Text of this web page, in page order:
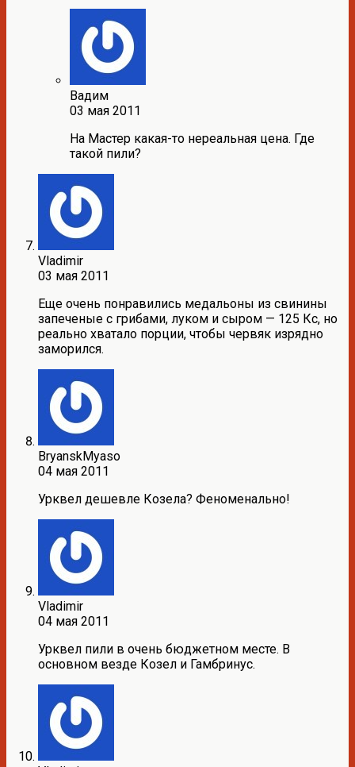
Вадим
03 мая 2011
На Мастер какая-то нереальная цена. Где
такой пили?
Vladimir
03 мая 2011
Еще очень понравились медальоны из свинины
запеченые с грибами, луком и сыром — 125 Кс, но
реально хватало порции, чтобы червяк изрядно
заморился.
BryanskMyaso
04 мая 2011
Урквел дешевле Козела? Феноменально!
Vladimir
04 мая 2011
Урквел пили в очень бюджетном месте. В
основном везде Козел и Гамбринус.